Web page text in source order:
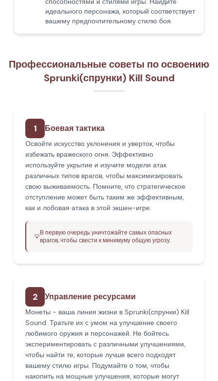
идеального персонажа, который соответствует
вашему предпочтительному стилю боя.
Профессиональные советы по освоению
Sprunki(спрунки) Kill Sound
1 Боевая тактика
Освойте искусство уклонения и уверток, чтобы
избежать вражеского огня. Эффективно
используйте укрытие и изучите модели атак
различных типов врагов, чтобы максимизировать
свою выживаемость. Помните, что стратегическое
отступление может быть таким же эффективным,
как и лобовая атака в этой экшен-игре.
💡В первую очередь уничтожайте самых опасных
врагов, чтобы свести к минимуму общую угрозу.
2 Управление ресурсами
Монеты - ваша линия жизни в Sprunki(спрунки) Kill
Sound. Тратьте их с умом на улучшение своего
любимого оружия и персонажей. Не бойтесь
экспериментировать с различными улучшениями,
чтобы найти те, которые лучше всего подходят
вашему стилю игры. Подумайте о том, чтобы
накопить на мощные улучшения, которые могут